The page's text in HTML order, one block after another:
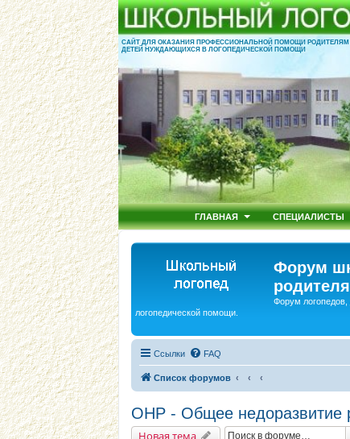
САЙТ ДЛЯ ОКАЗАНИЯ ПРОФЕССИОНАЛЬНОЙ ПОМОЩИ РОДИТЕЛЯМ
ДЕТЕЙ НУЖДАЮЩИХСЯ В ЛОГОПЕДИЧЕСКОЙ ПОМОЩИ
ГЛАВНАЯ СПЕЦИАЛИСТЫ
Форум
Форум логопедов,
логопедической помощи.
Ссылки FAQ
Список форумов
ОНР - Общее недоразвитие
Новая тема